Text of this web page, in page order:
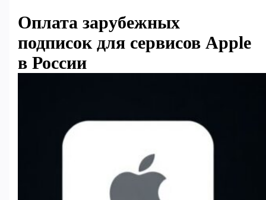
Оплата зарубежных
подписок для сервисов Apple
в России